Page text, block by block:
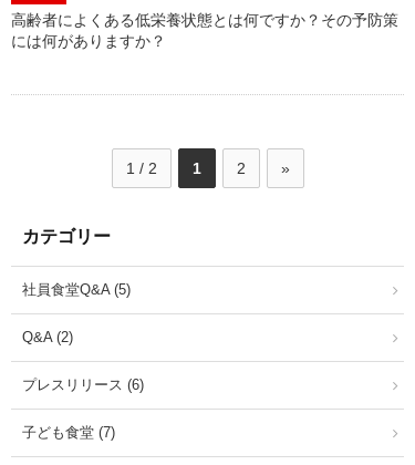
高齢者によくある低栄養状態とは何ですか？その予防策
には何がありますか？
1 / 2 1 2 »
カテゴリー
社員食堂Q&A (5)
Q&A (2)
プレスリリース (6)
子ども食堂 (7)